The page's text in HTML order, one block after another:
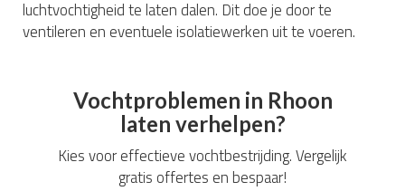
luchtvochtigheid te laten dalen. Dit doe je door te
ventileren en eventuele isolatiewerken uit te voeren.
Vochtproblemen in Rhoon
laten verhelpen?
Kies voor effectieve vochtbestrijding. Vergelijk
gratis offertes en bespaar!